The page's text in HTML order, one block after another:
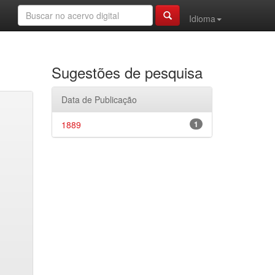
Idioma
Sugestões de pesquisa
Data de Publicação
1
1889